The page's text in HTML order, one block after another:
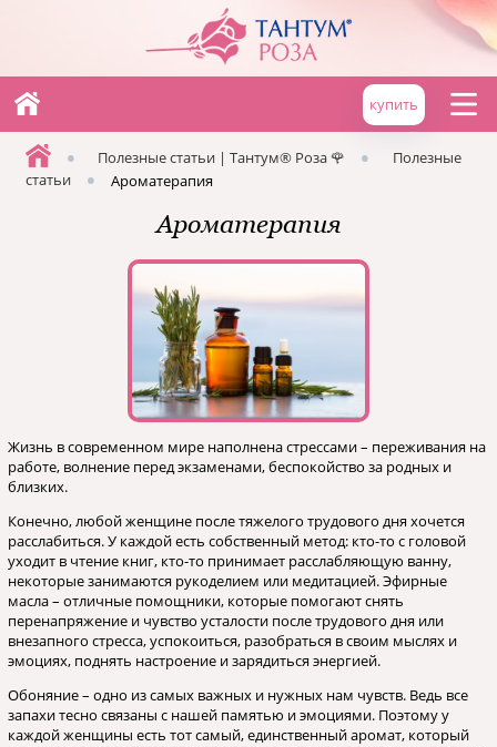
купить
• Полезные статьи | Тантум® Роза 🌹 •
Полезные
статьи
• Ароматерапия
Ароматерапия
Жизнь в современном мире наполнена стрессами – переживания на
работе, волнение перед экзаменами, беспокойство за родных и
близких.
Конечно, любой женщине после тяжелого трудового дня хочется
расслабиться. У каждой есть собственный метод: кто-то с головой
уходит в чтение книг, кто-то принимает расслабляющую ванну,
некоторые занимаются рукоделием или медитацией. Эфирные
масла – отличные помощники, которые помогают снять
перенапряжение и чувство усталости после трудового дня или
внезапного стресса, успокоиться, разобраться в своим мыслях и
эмоциях, поднять настроение и зарядиться энергией.
Обоняние – одно из самых важных и нужных нам чувств. Ведь все
запахи тесно связаны с нашей памятью и эмоциями. Поэтому у
каждой женщины есть тот самый, единственный аромат, который